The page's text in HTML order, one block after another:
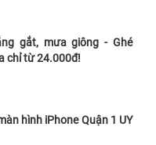
gắt, mưa giông - Ghé
chỉ từ 24.000đ!
hình iPhone Quận 1 UY